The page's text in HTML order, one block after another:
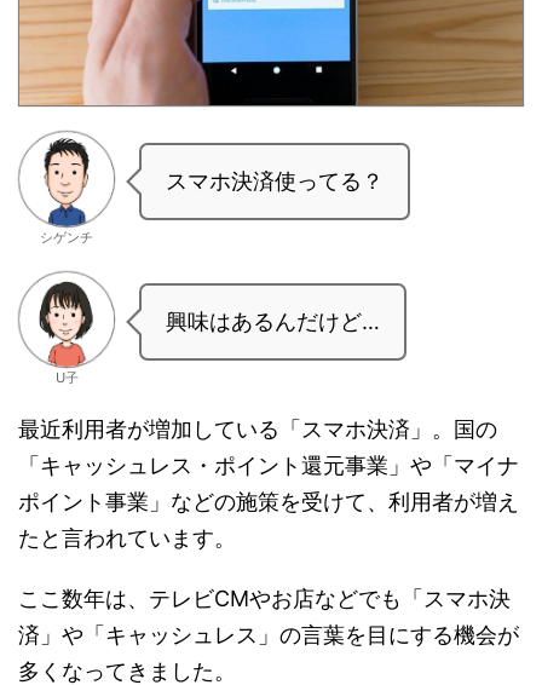
シゲンチ
スマホ決済使ってる？
U子
興味はあるんだけど…
最近利用者が増加している「スマホ決済」。国の
「キャッシュレス・ポイント還元事業」や「マイナ
ポイント事業」などの施策を受けて、利用者が増え
たと言われています。
ここ数年は、テレビCMやお店などでも「スマホ決
済」や「キャッシュレス」の言葉を目にする機会が
多くなってきました。